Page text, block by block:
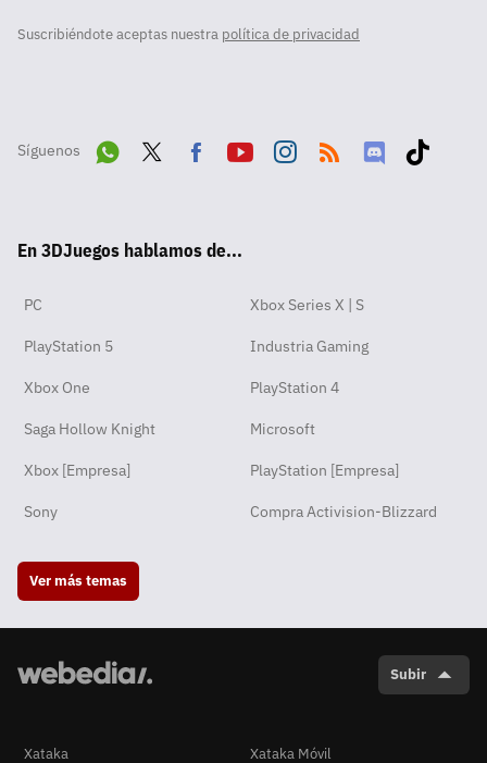
Suscribiéndote aceptas nuestra política de privacidad
Síguenos
pp
ok
En 3DJuegos hablamos de...
PC Xbox Series X | S
PlayStation 5 Industria Gaming
Xbox One PlayStation 4
Saga Hollow Knight Microsoft
Xbox [Empresa] PlayStation [Empresa]
Sony Compra Activision-Blizzard
Ver más temas
Subir
Xataka Xataka Móvil